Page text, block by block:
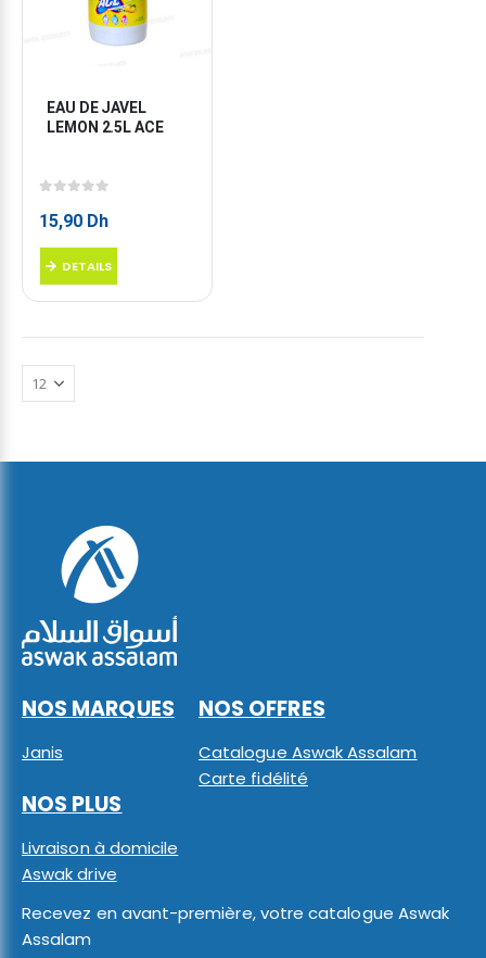
EAU DE JAVEL
LEMON 2.5L ACE
15,90 Dh
DETAILS
NOS MARQUES
Janis
NOS OFFRES
Catalogue Aswak Assalam
Carte fidélité
NOS PLUS
Livraison à domicile
Aswak drive
Recevez en avant-première, votre catalogue Aswak
Assalam